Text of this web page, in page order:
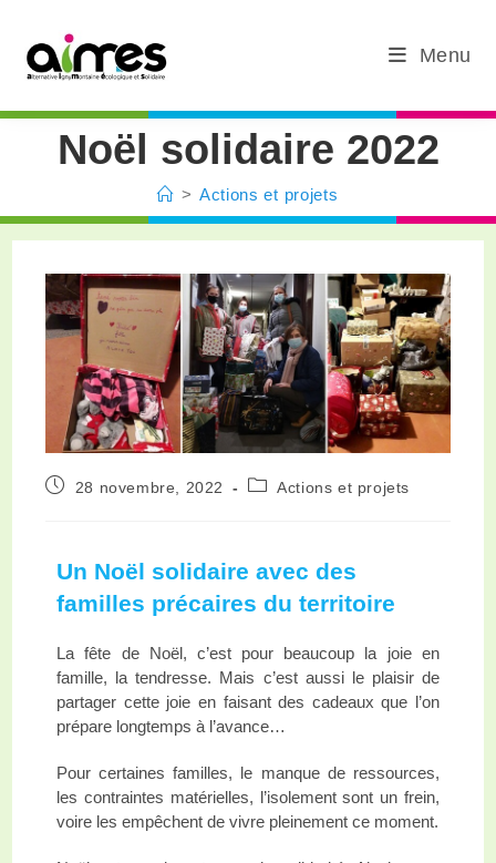
Menu
Noël solidaire 2022
> Actions et projets
28 novembre, 2022 Actions et projets
Un Noël solidaire avec des
familles précaires du territoire
La fête de Noël, c’est pour beaucoup la joie en
famille, la tendresse. Mais c’est aussi le plaisir de
partager cette joie en faisant des cadeaux que l’on
prépare longtemps à l’avance…
Pour certaines familles, le manque de ressources,
les contraintes matérielles, l’isolement sont un frein,
voire les empêchent de vivre pleinement ce moment.